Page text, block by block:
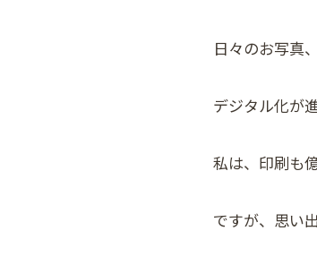
日々のお写真
デジタル化が
私は、印刷も
ですが、思い